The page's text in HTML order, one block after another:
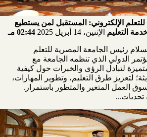
الإلكتروني: المستقبل لمن يستطيع
التعليم الإثنين، 14 أبريل 2025 02:44 مـ
رئيس الجامعة المصرية للتعلم
الدولي الذي تنظمه الجامعة مع
لتبادل الرؤى والخبرات حول كيفية
لتعزيز طرق التعليم، وتطوير المهارات،
العمل المتغير والمتطور باستمرار.